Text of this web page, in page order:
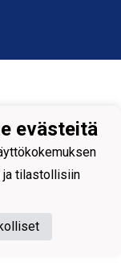
evästeitä
ja tilastollisiin